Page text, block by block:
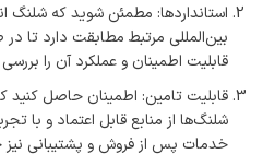
استانداردها: مطمئن شوید که شلنگ
بین‌المللی مرتبط مطابقت دارد تا
قابلیت اطمینان و عملکرد آن را بررسی
قابلیت تامین: اطمینان حاصل کنید
شلنگ‌ها از منابع قابل اعتماد و با
خدمات پس از فروش و پشتیبانی نیز